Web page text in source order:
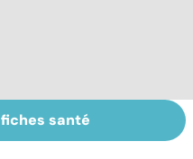
La salmonelle,
souvent à
santé